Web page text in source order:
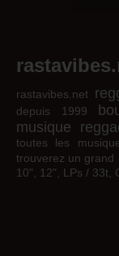
rastavibes.net
depuis 1999
musique
toutes les
trouverez un grand
10", 12", LPs / 33t,